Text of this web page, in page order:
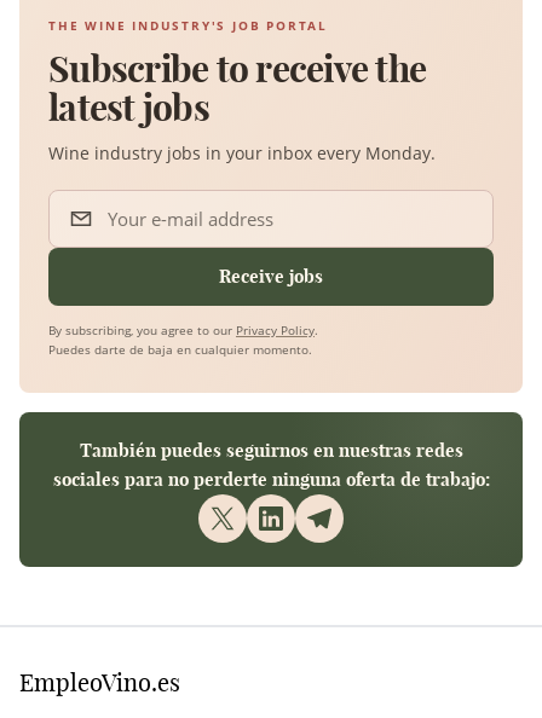
THE WINE INDUSTRY'S JOB PORTAL
Subscribe to receive the
latest jobs
Wine industry jobs in your inbox every Monday.
Your e-mail address
Receive jobs
By subscribing, you agree to our Privacy Policy.
Puedes darte de baja en cualquier momento.
También puedes seguirnos en nuestras redes
sociales para no perderte ninguna oferta de trabajo:
EmpleoVino.es